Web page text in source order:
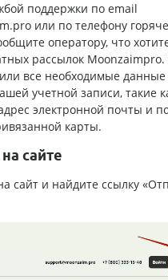
поддержки по email
или по телефону
оператору, что
рассылок Moonzaimpro.
все необходимые данные
учетной записи, такие
электронной почты и
карты.
сайте
сайт и найдите ссылку